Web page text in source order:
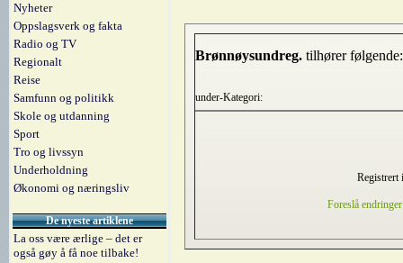
Nyheter
Oppslagsverk og fakta
Radio og TV
Regionalt
Reise
Samfunn og politikk
Skole og utdanning
Sport
Tro og livssyn
Underholdning
Økonomi og næringsliv
De nyeste artiklene
La oss være ærlige – det er
også gøy å få noe tilbake!
Brønnøysundreg.tilhører følgende:
under-Kategori:
Registrert
Foreslå